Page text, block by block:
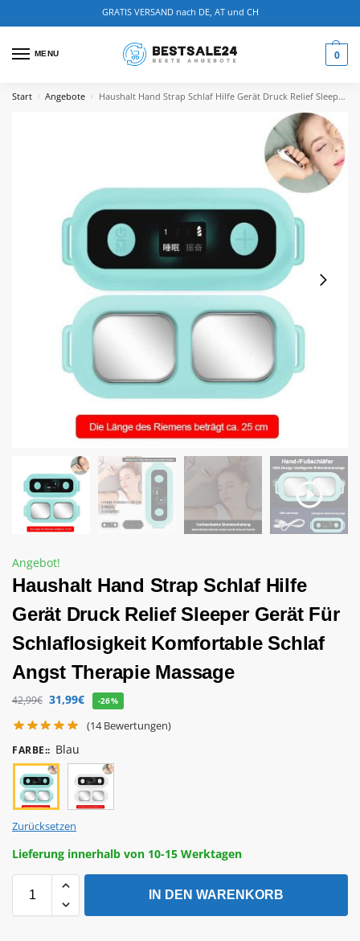
GRATIS VERSAND nach DE, AT und CH
MENU 0
Start / Angebote / Haushalt Hand Strap Schlaf Hilfe Gerät Druck Relief Sleeper Gerät Für Schlaflosigkeit Komfortable Schlaf Angst Therapie Massage
Angebot!
Haushalt Hand Strap Schlaf Hilfe
Gerät Druck Relief Sleeper Gerät Für
Schlaflosigkeit Komfortable Schlaf
Angst Therapie Massage
42,99€ 31,99€ -26%
(14Bewertungen)
FARBE:: Blau
Zurücksetzen
Lieferung innerhalb von 10-15 Werktagen
IN DEN WARENKORB